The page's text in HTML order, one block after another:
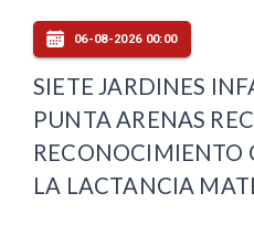
06-08-2026 00:00
SIETE JARDINES
PUNTA ARENAS
RECONOCIMIENTO
LA LACTANCIA